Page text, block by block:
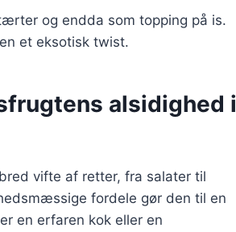
og endda som topping på is.
et eksotisk twist.
alsidighed i
vifte af retter, fra salater til
fordele gør den til en
en erfaren kok eller en